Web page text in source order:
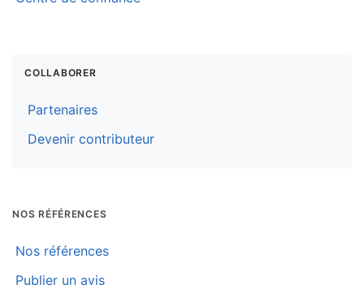
COLLABORER
Partenaires
Devenir contributeur
NOS RÉFÉRENCES
Nos références
Publier un avis